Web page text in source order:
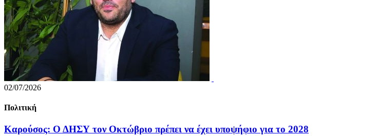
02/07/2026
Πολιτική
Καρούσος: Ο ΔΗΣΥ τον Οκτώβριο πρέπει να έχει υποψήφιο για το 2028